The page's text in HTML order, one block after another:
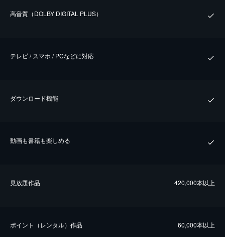
⾼⾳質（DOLBY DIGITAL PLUS）
テレビ / スマホ / PCなどに対応
ダウンロード機能
動画も書籍も楽しめる
⾒放題作品 420,000本以上
ポイント（レンタル）作品 60,000本以上